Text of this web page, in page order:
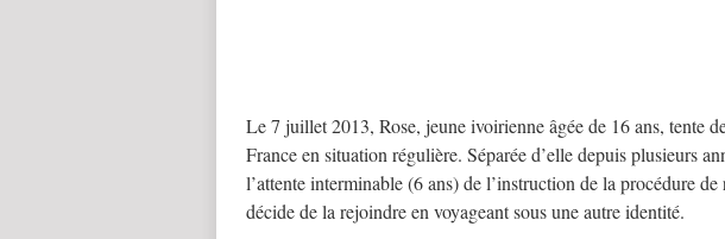
Le 7 juillet 2013, Rose, jeune ivoirienne âgée de 16 ans, tente
France en situation régulière. Séparée d’elle depuis plusieurs
l’attente interminable (6 ans) de l’instruction de la procédure
décide de la rejoindre en voyageant sous une autre identité.